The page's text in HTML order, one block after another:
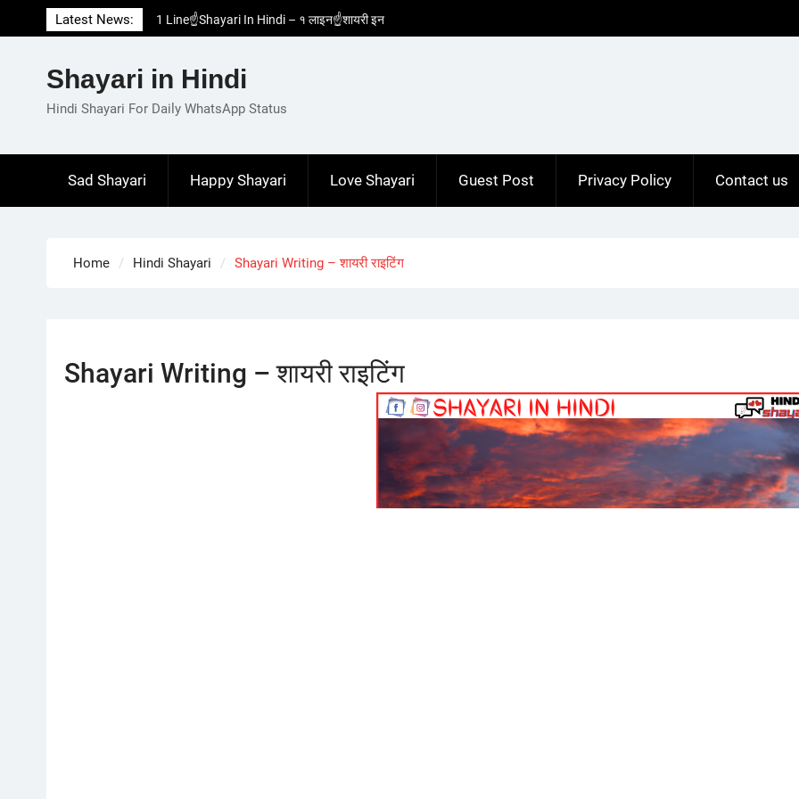
to
Latest News:
1 Line☝️Shayari In Hindi – १ लाइन☝️शायरी इन
हिंदी
Love😓Lines In Hindi – लव😓लाइन्स इन हिंदी
Romantic Love😽Status – रोमांटिक लव😽स्टेटस
Shayari in Hindi
Hindi Shayari For Daily WhatsApp Status
Sad Shayari Happy Shayari Love Shayari Guest Post Privacy Policy Contact us
Home Hindi Shayari Shayari Writing – शायरी राइटिंग
Shayari Writing – शायरी राइटिंग